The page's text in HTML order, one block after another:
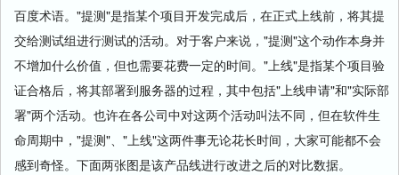
百度术语。"提测"是指某个项目开发完成后，在正式上线前，将其提
交给测试组进行测试的活动。对于客户来说，"提测"这个动作本身并
不增加什么价值，但也需要花费一定的时间。"上线"是指某个项目验
证合格后，将其部署到服务器的过程，其中包括"上线申请"和"实际部
署"两个活动。也许在各公司中对这两个活动叫法不同，但在软件生
命周期中，"提测"、"上线"这两件事无论花长时间，大家可能都不会
感到奇怪。下面两张图是该产品线进行改进之后的对比数据。